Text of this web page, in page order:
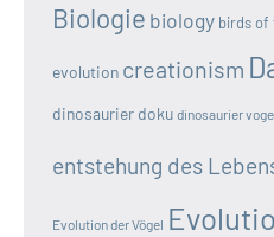
Biologie biology birds of
evolution creationism
dinosaurier doku dinosaurier
entstehung des
Evolution der Vögel